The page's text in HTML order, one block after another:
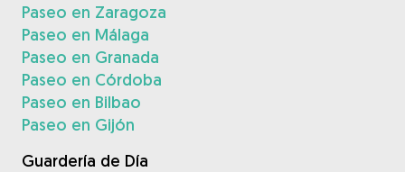
Paseo en Zaragoza
Paseo en Málaga
Paseo en Granada
Paseo en Córdoba
Paseo en Bilbao
Paseo en Gijón
Guardería de Día